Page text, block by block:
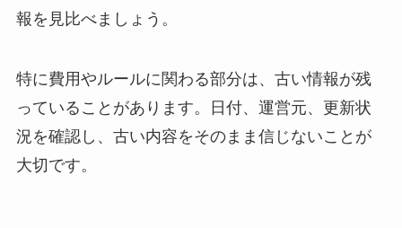
報を見比べましょう。
特に費用やルールに関わる部分は、古い情報が残
っていることがあります。日付、運営元、更新状
況を確認し、古い内容をそのまま信じないことが
大切です。